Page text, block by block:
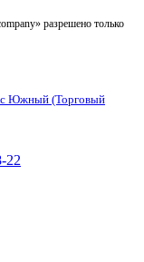
разрешено только
Южный (Торговый
22